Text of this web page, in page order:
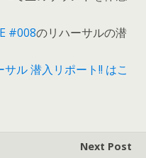
#008のリハーサルの潜
ル 潜入リポート!! はこ
Next Post